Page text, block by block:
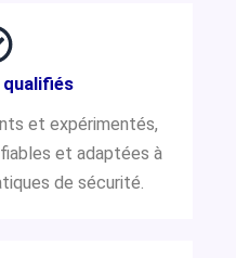
et expérimentés,
et adaptées à
de sécurité.